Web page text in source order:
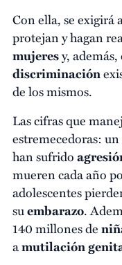
Con ella, se exigirá
protejan y hagan
mujeresy,
discriminación
de los mismos.
Las cifras que
estremecedoras:
han sufrido
mueren cada año
adolescentes
suembarazo.
140 millones de
amutilación